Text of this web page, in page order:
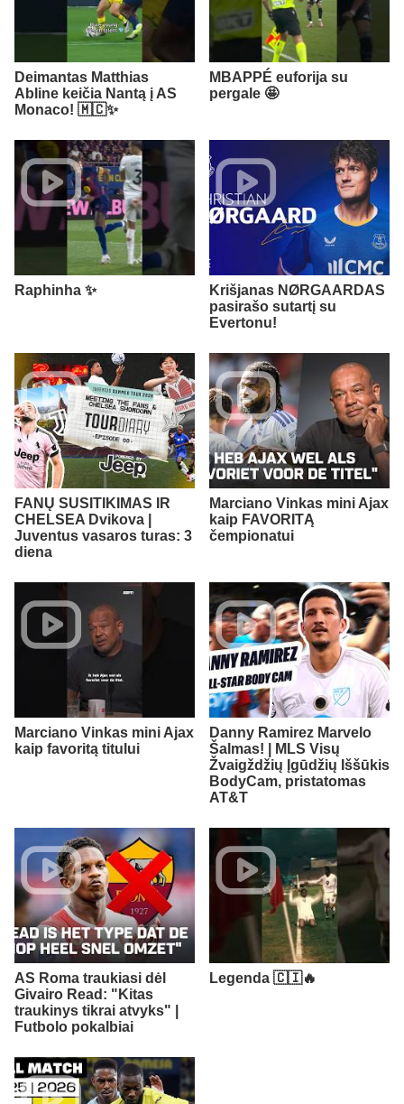
Deimantas Matthias
Abline keičia Nantą į AS
Monaco! 🇲🇨✨
MBAPPÉ euforija su
pergale 🤩
Raphinha ✨
Krišjanas NØRGAARDAS
pasirašo sutartį su
Evertonu!
FANŲ SUSITIKIMAS IR
CHELSEA Dvikova |
Juventus vasaros turas: 3
diena
Marciano Vinkas mini Ajax
kaip FAVORITĄ
čempionatui
Marciano Vinkas mini Ajax
kaip favoritą titului
Danny Ramirez Marvelo
Šalmas! | MLS Visų
Žvaigždžių Įgūdžių Iššūkis
BodyCam, pristatomas
AT&T
AS Roma traukiasi dėl
Givairo Read: "Kitas
traukinys tikrai atvyks" |
Futbolo pokalbiai
Legenda 🇨🇮🔥